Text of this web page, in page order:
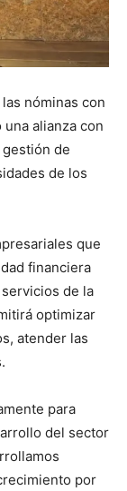
nóminas con
alianza con
de
de los
que
financiera
de la
optimizar
atender las
para
del sector
por